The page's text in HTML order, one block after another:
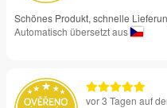
Schönes Produkt, schnelle
Automatisch übersetzt aus
vor 3 Tagen auf